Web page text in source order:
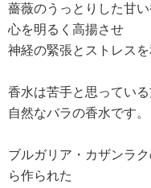
薔薇のうっとりした甘
心を明るく高揚させ
神経の緊張とストレスを
香水は苦手と思ってい
自然なバラの香水です。
ブルガリア・カザンラ
ら作られた